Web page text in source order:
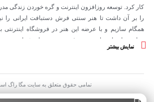
کار کرد. توسعه روزافزون اینترنت و گره خوردن زندگی
را بر آن داشت تا هنر سنتی فرش دستبافت ایرانی را
همگام سازیم و با عرضه این هنر در فروشگاه اینترنتی
مقایسه، انتخاب راحت و صرفه جویی در زمان شما خریدی
مشتریان ارزانی داریم
این مجموعه با فراهم ساختن زیرساخت ها و خدمات
نمایش بیشتر
تمامی حقوق متعلق به سایت مگا راگ